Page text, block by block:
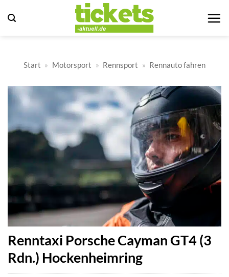
Inhalt
Start » Motorsport » Rennsport » Rennauto fahren
Renntaxi Porsche Cayman GT4 (3
Rdn.) Hockenheimring